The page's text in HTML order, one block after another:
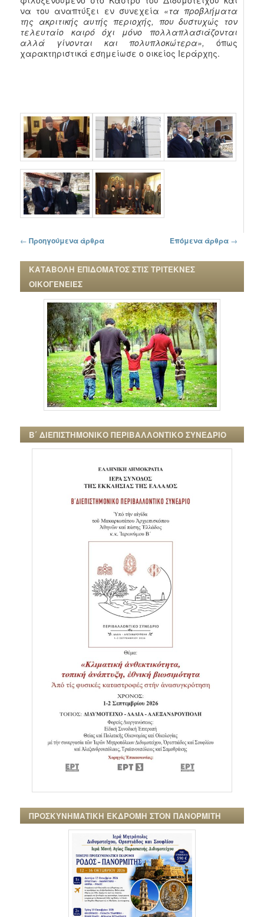
να του αναπτύξει εν συνεχεία «τα προβλήματα
της ακριτικής αυτής περιοχής, που δυστυχώς τον
τελευταίο καιρό όχι μόνο πολλαπλασιάζονται
αλλά γίνονται και πολυπλοκώτερα»,
όπως
χαρακτηριστικά εσημείωσε ο οικείος Ιεράρχης.
Πλοήγηση στα άρθρα
← Προηγούμενα άρθρα Επόμενα άρθρα →
ΚΑΤΑΒΟΛΗ ΕΠΙΔΟΜΑΤΟΣ ΣΤΙΣ ΤΡΙΤΕΚΝΕΣ
ΟΙΚΟΓΕΝΕΙΕΣ
Β΄ ΔΙΕΠΙΣΤΗΜΟΝΙΚΟ ΠΕΡΙΒΑΛΛΟΝΤΙΚΟ ΣΥΝΕΔΡΙΟ
ΠΡΟΣΚΥΝΗΜΑΤΙΚΗ ΕΚΔΡΟΜΗ ΣΤΟΝ ΠΑΝΟΡΜΙΤΗ